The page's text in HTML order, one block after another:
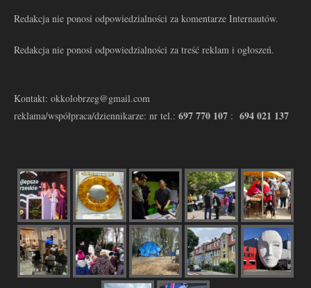
Redakcja nie ponosi odpowiedzialności za komentarze Internautów.
Redakcja nie ponosi odpowiedzialności za treść reklam i ogłoszeń.
Kontakt: okkolobrzeg@gmail.com
reklama/współpraca/dziennikarze: nr tel.: 697 770 107 : 694 021 137